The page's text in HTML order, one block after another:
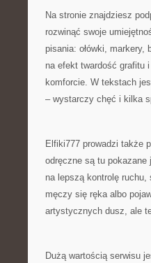
Na stronie znajdziesz
rozwinąć swoje
pisania: ołówki, markery,
na efekt twardość grafitu
komforcie. W tekstach
– wystarczy chęć i kilka
Elfiki777 prowadzi także
odręczne są tu
na lepszą kontrolę
męczy się ręka albo
artystycznych dusz, ale
Dużą wartością serwisu